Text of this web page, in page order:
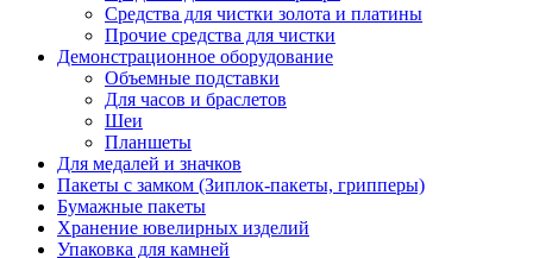
Средства для чистки золота и платины
Прочие средства для чистки
Демонстрационное оборудование
Объемные подставки
Для часов и браслетов
Шеи
Планшеты
Для медалей и значков
Пакеты с замком (Зиплок-пакеты, грипперы)
Бумажные пакеты
Хранение ювелирных изделий
Упаковка для камней